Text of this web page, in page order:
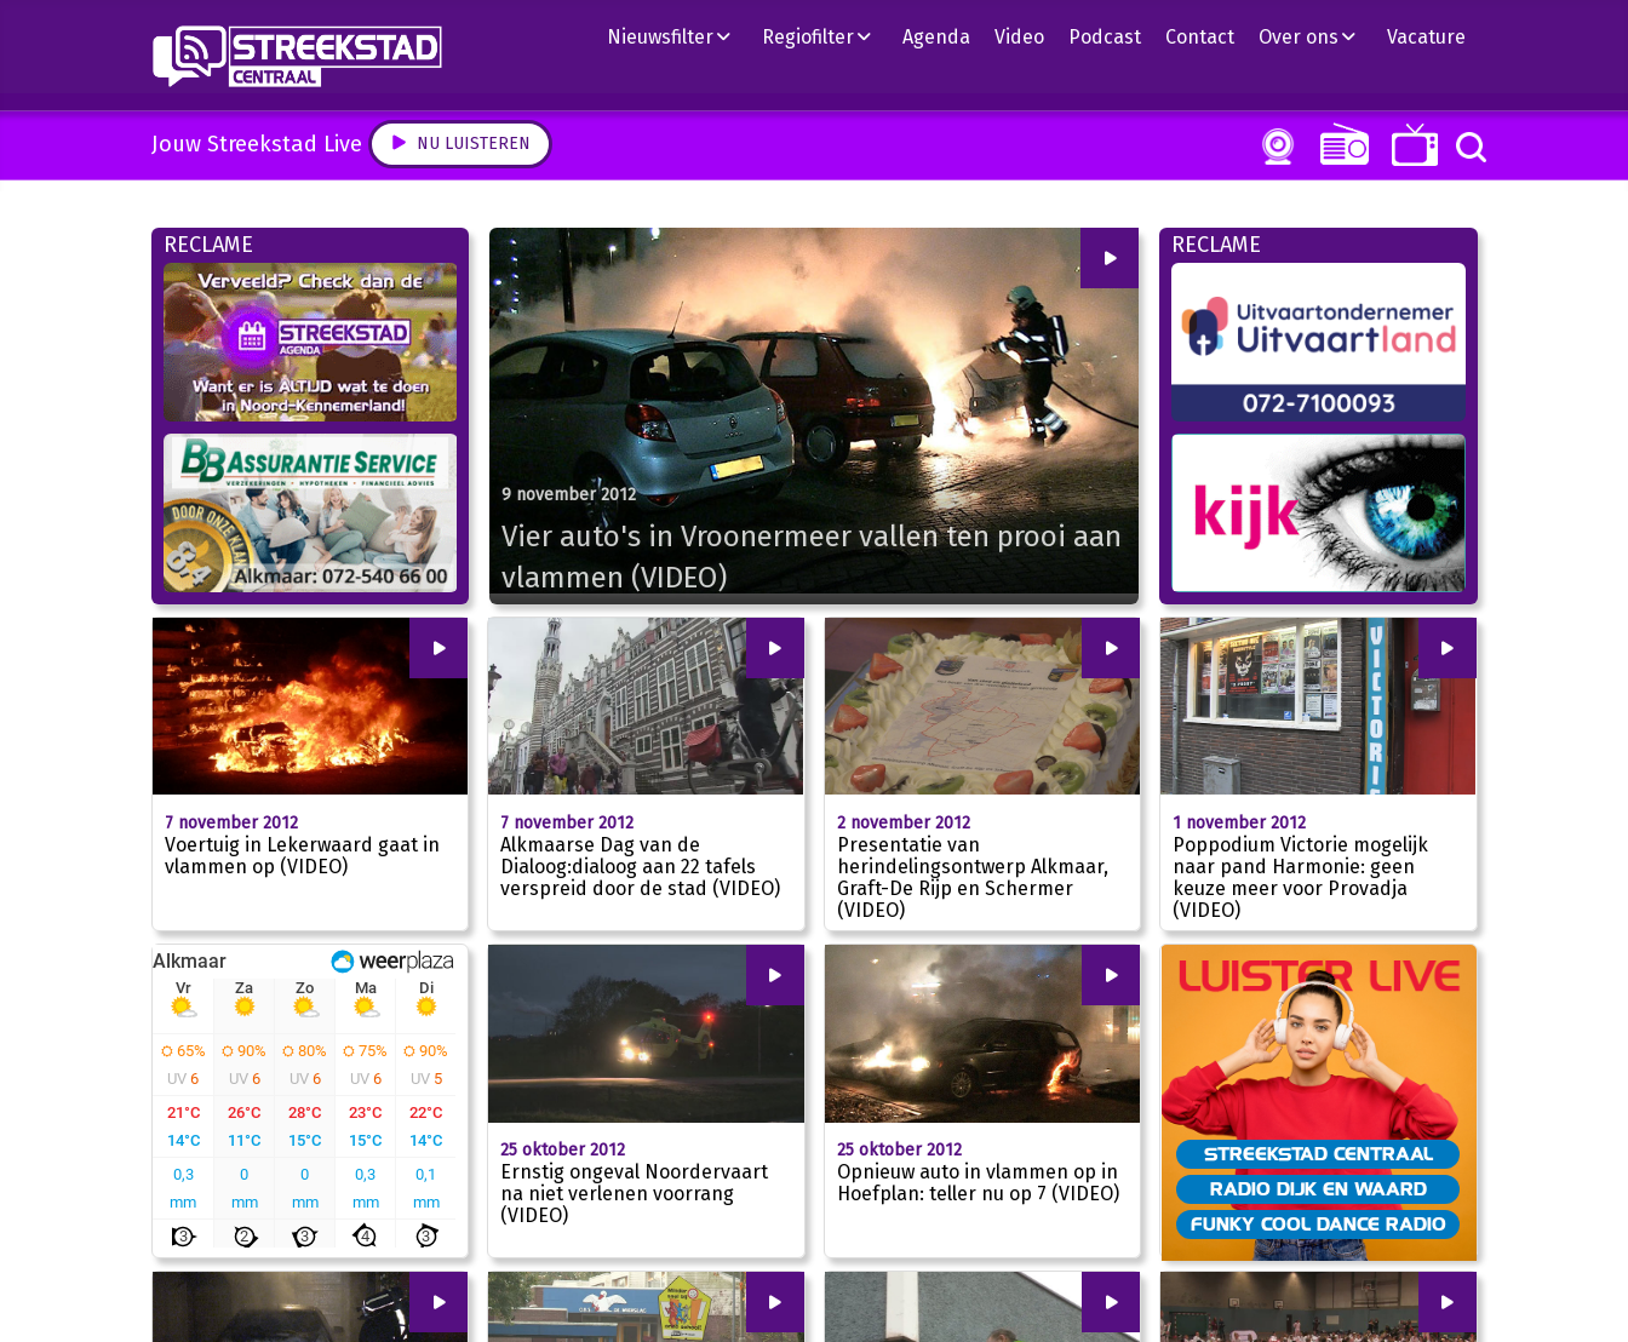
Nieuwsfilter Regiofilter Agenda Video Podcast Contact Over ons Vacature
Jouw Streekstad Live NU LUISTEREN
RECLAME
01:16
9 november 2012
Vier auto's in Vroonermeer vallen ten prooi aan
vlammen (VIDEO)
RECLAME
7 november 2012
Voertuig in Lekerwaard gaat in
vlammen op (VIDEO)
00:00
02:42
7 november 2012
Alkmaarse Dag van de
Dialoog:dialoog aan 22 tafels
verspreid door de stad (VIDEO)
00:00
2 november 2012
Presentatie van
herindelingsontwerp Alkmaar,
Graft-De Rijp en Schermer
(VIDEO)
00 :
1 november 2012
Poppodium Victorie mogelijk
naar pand Harmonie: geen
keuze meer voor Provadja
(VIDEO)
25 oktober 2012
Ernstig ongeval Noordervaart
na niet verlenen voorrang
(VIDEO)
00: 00
25 oktober 2012
Opnieuw auto in vlammen op in
Hoefplan: teller nu op 7 (VIDEO)
STREEKSTAD CENTRAAL
RADIO DIJK EN WAARD
FUNKY COOL DANCE RADIO